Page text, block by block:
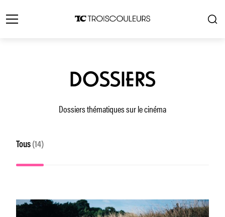
DOSSIERS
Dossiers thématiques sur le cinéma
Tous (14)